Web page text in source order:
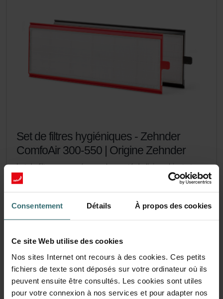
Consentement Détails À propos des cookies
Ce site Web utilise des cookies
Nos sites Internet ont recours à des cookies. Ces petits
fichiers de texte sont déposés sur votre ordinateur où ils
peuvent ensuite être consultés. Les cookies sont utiles
pour votre connexion à nos services et pour adapter nos
Set de filtres hygiéniques - Zehnder
ComfoAir 300-550 | Origine Zehnder
Lot de filtres pour préserver la pureté de l’air ambiant et
protéger l’appareil de ventilation des impuretés - ePM1 (F7)
ComfoAir 350, ComfoD 350
En stock
CHF
53.00
hors frais d’expédition